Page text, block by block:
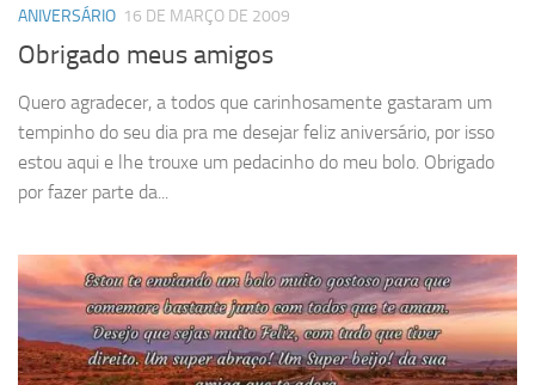
ANIVERSÁRIO 16 DE MARÇO DE 2009
Obrigado meus amigos
Quero agradecer, a todos que carinhosamente gastaram um
tempinho do seu dia pra me desejar feliz aniversário, por isso
estou aqui e lhe trouxe um pedacinho do meu bolo. Obrigado
por fazer parte da...